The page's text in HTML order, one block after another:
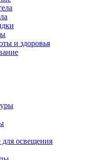
и здоровья
освещения